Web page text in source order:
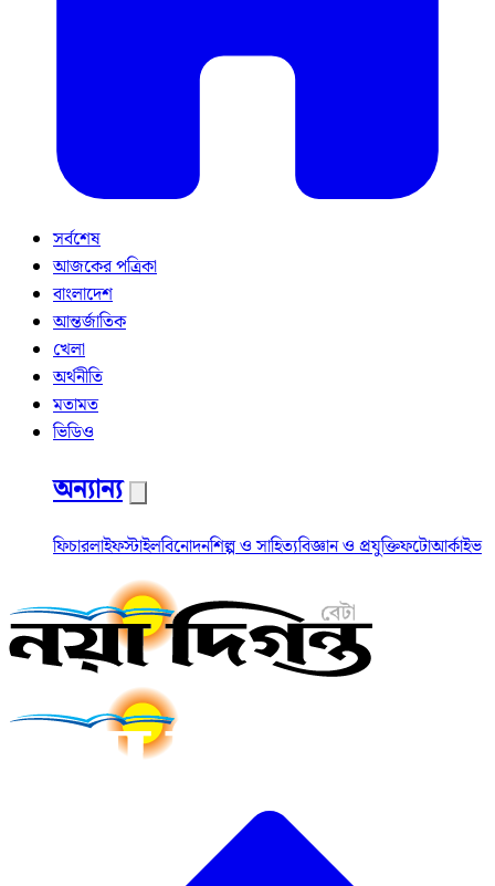
সর্বশেষ
আজকের পত্রিকা
বাংলাদেশ
আন্তর্জাতিক
খেলা
অর্থনীতি
মতামত
ভিডিও
অন্যান্য
ফিচারলাইফস্টাইলবিনোদনশিল্প ও সাহিত্যবিজ্ঞান ও প্রযুক্তিফটোআর্কাইভ